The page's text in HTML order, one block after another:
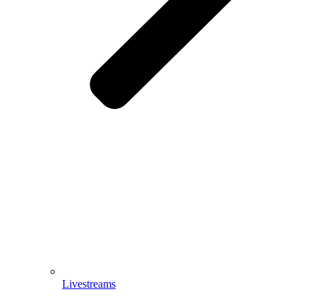
Livestreams